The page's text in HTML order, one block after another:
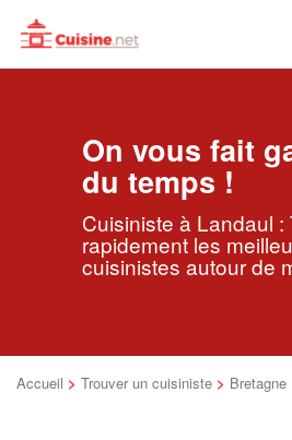
On vous fait
du temps !
Cuisiniste à Landaul :
rapidement les
cuisinistes autour de
Accueil > Trouver un cuisiniste > Bretagne